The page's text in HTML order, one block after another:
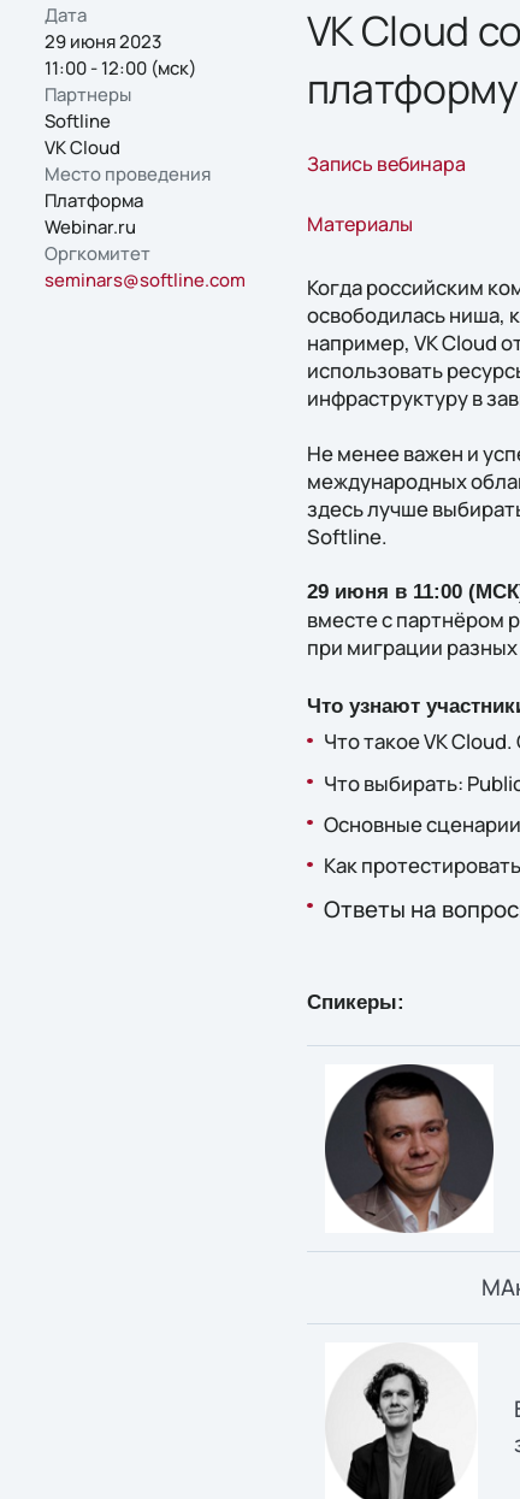
Дата
29 июня 2023
11:00 - 12:00 (мск)
Партнеры
Softline
VK Cloud
Место проведения
Платформа
Webinar.ru
Оргкомитет
seminars@softline.com
VK Cloud
платформу
Запись вебинара
Материалы
Когда российским
освободилась ниша,
например, VK Cloud
использовать
инфраструктуру в
Не менее важен и
международных
здесь лучше
Softline.
29 июня в 11:00
вместе с партнёром
при миграции
Что узнают
Что такое VK
Что выбирать:
Основные
Как
Ответы на
Спикеры: